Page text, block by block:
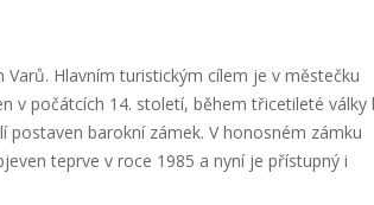
Hlavním turistickým cílem je v městečku
v počátcích 14. století, během třicetileté války
postaven barokní zámek. V honosném zámku
teprve v roce 1985 a nyní je přístupný i